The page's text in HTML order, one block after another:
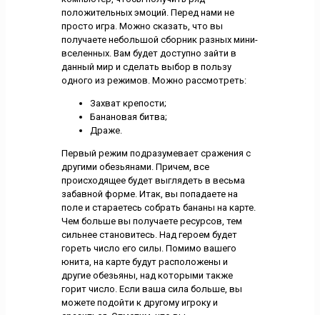
положительных эмоций. Перед нами не
просто игра. Можно сказать, что вы
получаете небольшой сборник разных мини-
вселенных. Вам будет доступно зайти в
данный мир и сделать выбор в пользу
одного из режимов. Можно рассмотреть:
Захват крепости;
Банановая битва;
Драже.
Первый режим подразумевает сражения с
другими обезьянами. Причем, все
происходящее будет выглядеть в весьма
забавной форме. Итак, вы попадаете на
поле и стараетесь собрать бананы на карте.
Чем больше вы получаете ресурсов, тем
сильнее становитесь. Над героем будет
гореть число его силы. Помимо вашего
юнита, на карте будут расположены и
другие обезьяны, над которыми также
горит число. Если ваша сила больше, вы
можете подойти к другому игроку и